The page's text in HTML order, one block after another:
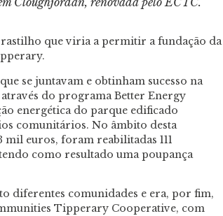
rastilho que viria a permitir a fundação da
se juntavam e obtinham sucesso na
do programa Better Energy
energética do parque edificado
comunitários. No âmbito desta
euros, foram reabilitadas 111
como resultado uma poupança
diferentes comunidades e era, por fim,
Tipperary Cooperative, com